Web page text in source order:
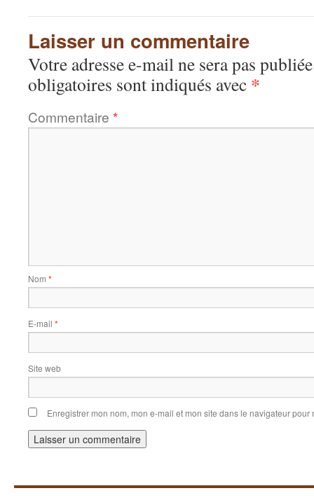
Laisser un commentaire
Votre adresse e-mail ne sera pas
obligatoires sont indiqués avec *
Commentaire *
Nom *
E-mail *
Site web
Enregistrer mon nom, mon e-mail et mon site dans le navigateur